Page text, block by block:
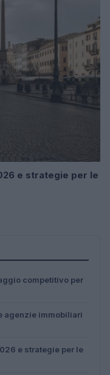
e strategie per le
competitivo per
agenzie immobiliari
e strategie per le